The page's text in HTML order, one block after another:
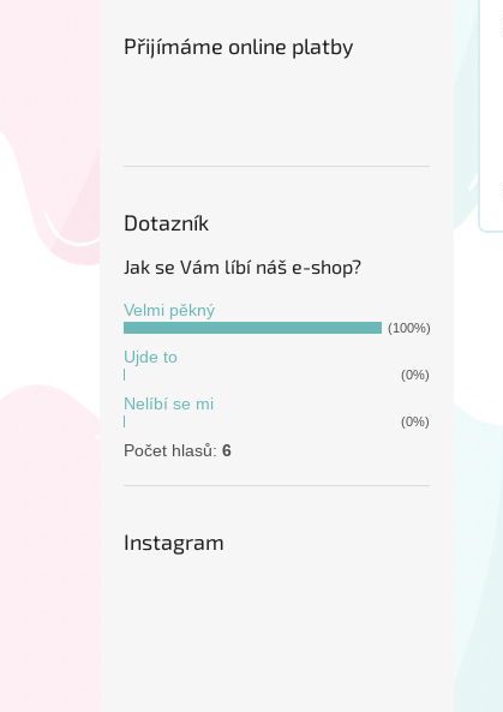
Přijímáme online platby
Dotazník
Jak se Vám líbí náš e-shop?
Velmi pěkný
(100%)
Ujde to
(0%)
Nelíbí se mi
(0%)
Počet hlasů: 6
Instagram